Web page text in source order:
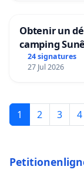
Obtenir un
camping
24 signatures
27 Jul 2026
1 2 3 4